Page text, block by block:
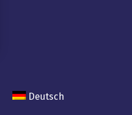
Deutsch